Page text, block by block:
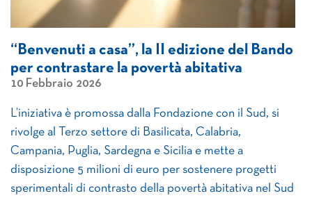
“Benvenuti a casa”, la II edizione del Bando
per contrastare la povertà abitativa
10 Febbraio 2026
L’iniziativa è promossa dalla Fondazione con il Sud, si
rivolge al Terzo settore di Basilicata, Calabria,
Campania, Puglia, Sardegna e Sicilia e mette a
disposizione 5 milioni di euro per sostenere progetti
sperimentali di contrasto della povertà abitativa nel Sud